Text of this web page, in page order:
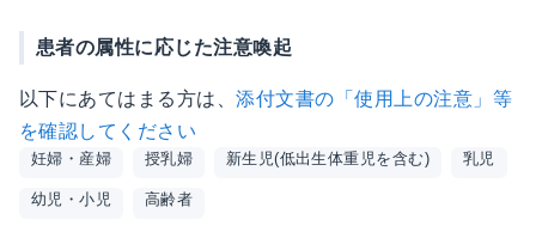
患者の属性に応じた注意喚起
以下にあてはまる方は、添付文書の「使用上の注意」等
を確認してください
妊婦・産婦 授乳婦 新生児(低出生体重児を含む) 乳児
幼児・小児 高齢者